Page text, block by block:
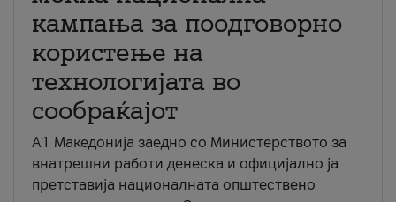
кампања за поодговорно
користење на
технологијата во
сообраќајот
A1 Македонија заедно со Министерството за
внатрешни работи денеска и официјално ја
претставија националната општествено